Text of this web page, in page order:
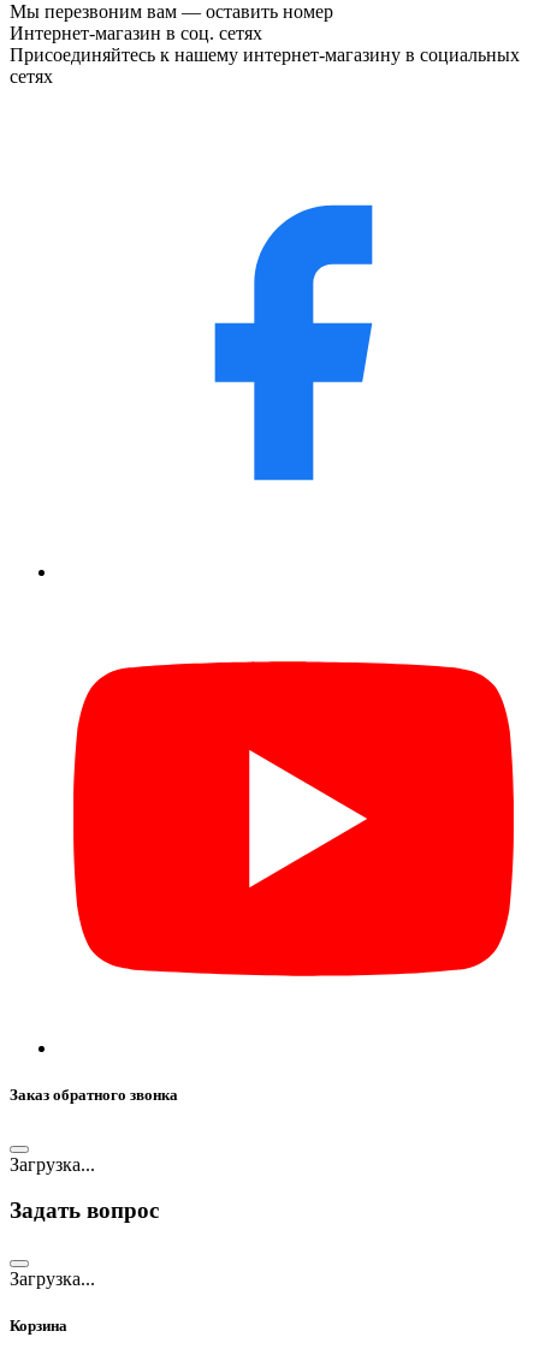
Мы перезвоним вам — оставить номер
Интернет-магазин в соц. сетях
Присоединяйтесь к нашему интернет-магазину в социальных
сетях
Заказ обратного звонка
Загрузка...
Задать вопрос
Загрузка...
Корзина